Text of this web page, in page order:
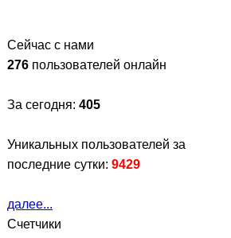
Сейчас с нами
276 пользователей онлайн
За сегодня: 405
Уникальных пользователей за
последние сутки: 9429
далее...
Счетчики